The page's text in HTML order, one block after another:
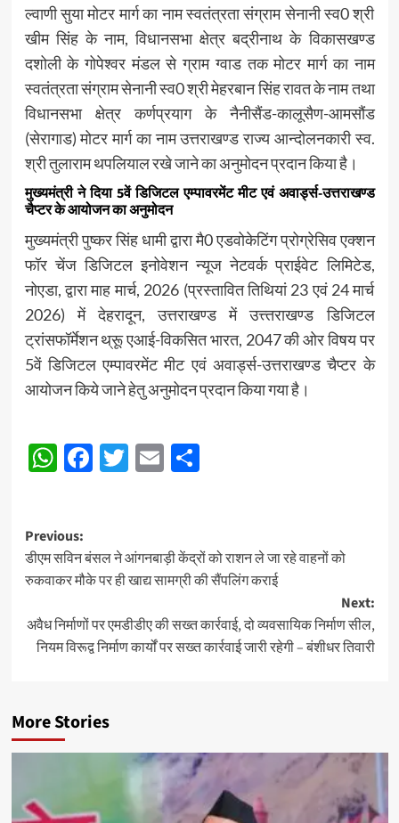
ल्वाणी सुया मोटर मार्ग का नाम स्वतंत्रता संग्राम सेनानी स्व0 श्री
खीम सिंह के नाम, विधानसभा क्षेत्र बद्रीनाथ के विकासखण्ड
दशोली के गोपेश्वर मंडल से ग्राम ग्वाड तक मोटर मार्ग का नाम
स्वतंत्रता संग्राम सेनानी स्व0 श्री मेहरबान सिंह रावत के नाम तथा
विधानसभा क्षेत्र कर्णप्रयाग के नैनीसैंड-कालूसैण-आमसौंड
(सेरागाड) मोटर मार्ग का नाम उत्तराखण्ड राज्य आन्दोलनकारी स्व.
श्री तुलाराम थपलियाल रखे जाने का अनुमोदन प्रदान किया है।
मुख्यमंत्री ने दिया 5वें डिजिटल एम्पावरमेंट मीट एवं अवार्ड्स-उत्तराखण्ड
चैप्टर के आयोजन का अनुमोदन
मुख्यमंत्री पुष्कर सिंह धामी द्वारा मै0 एडवोकेटिंग प्रोग्रेसिव एक्शन
फॉर चेंज डिजिटल इनोवेशन न्यूज नेटवर्क प्राईवेट लिमिटेड,
नोएडा, द्वारा माह मार्च, 2026 (प्रस्तावित तिथियां 23 एवं 24 मार्च
2026) में देहरादून, उत्तराखण्ड में उत्त्तराखण्ड डिजिटल
ट्रांसफॉर्मेशन थ्रूू एआई-विकसित भारत, 2047 की ओर विषय पर
5वें डिजिटल एम्पावरमेंट मीट एवं अवार्ड्स-उत्तराखण्ड चैप्टर के
आयोजन किये जाने हेतु अनुमोदन प्रदान किया गया है।
Post
navigation
WhatsApp
Facebook
Twitter
EmailShare
Post
navigation
Previous:
डीएम सविन बंसल ने आंगनबाड़ी केंद्रों को राशन ले जा रहे वाहनों को
रुकवाकर मौके पर ही खाद्य सामग्री की सैंपलिंग कराई
Next:
अवैध निर्माणों पर एमडीडीए की सख्त कार्रवाई, दो व्यवसायिक निर्माण सील,
नियम विरूद्व निर्माण कार्यों पर सख्त कार्रवाई जारी रहेगी – बंशीधर तिवारी
More Stories